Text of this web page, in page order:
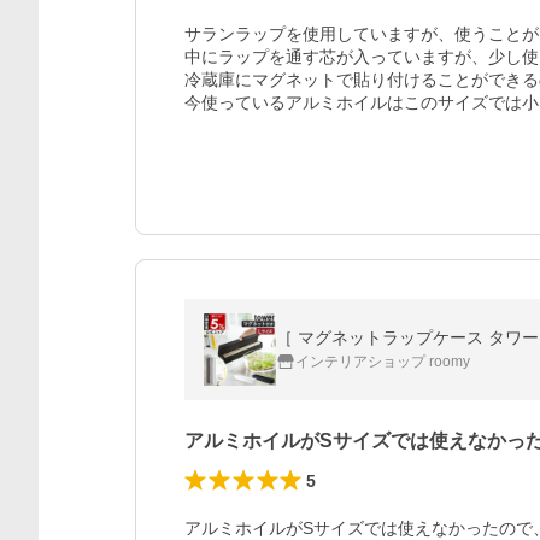
サランラップを使用していますが、使うこと
中にラップを通す芯が入っていますが、少し
冷蔵庫にマグネットで貼り付けることができ
今使っているアルミホイルはこのサイズでは
インテリアショップ roomy
アルミホイルがSサイズでは使えなかっ
5
アルミホイルがSサイズでは使えなかったの